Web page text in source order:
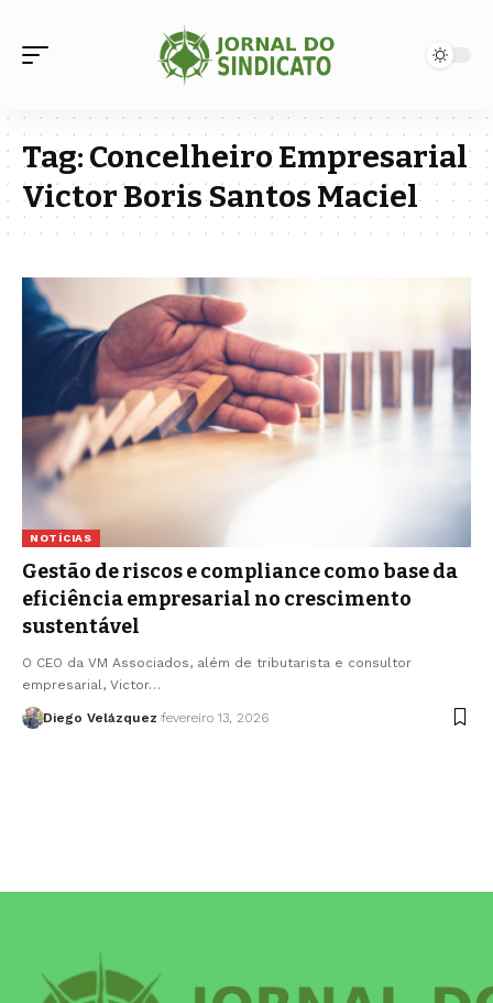
Tag:Concelheiro Empresarial
Victor Boris Santos Maciel
NOTÍCIAS
Gestão de riscos e compliance como base da
eficiência empresarial no crescimento
sustentável
O CEO da VM Associados, além de tributarista e consultor
empresarial, Victor…
Diego Velázquez fevereiro 13, 2026